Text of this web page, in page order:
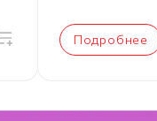
Подробнее